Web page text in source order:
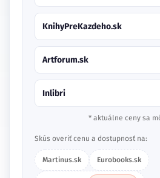
KnihyPreKazdeho.sk
Artforum.sk
Inlibri
* aktuálne ceny sa
Skús overiť cenu a dostupnosť na:
Martinus.sk Eurobooks.sk